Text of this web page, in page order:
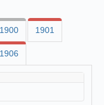
1900 1901
1906